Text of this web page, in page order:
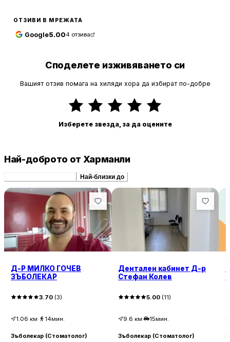
ОТЗИВИ В МРЕЖАТА
Google5.004 отзива
Споделете изживяването си
Вашият отзив помага на хиляди хора да избират по-добре
Изберете звезда, за да оцените
Най-доброто от Харманли
Най-близки до
Д-Р МИЛКО ГОЧЕВ
ЗЪБОЛЕКАР
3.70 (3)
1.06 км· 14мин.
Зъболекар (Стоматолог)
Дентален кабинет Д-р
Стефан Колев
5.00 (11)
9.6 км· 15мин.
Зъболекар (Стоматолог)